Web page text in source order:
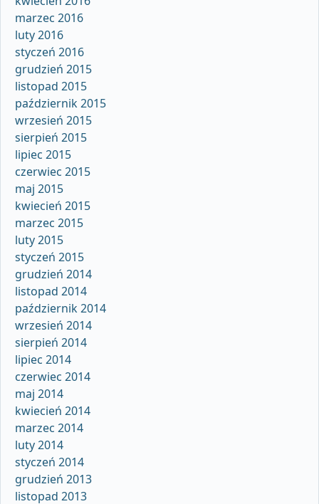
marzec 2016
luty 2016
styczeń 2016
grudzień 2015
listopad 2015
październik 2015
wrzesień 2015
sierpień 2015
lipiec 2015
czerwiec 2015
maj 2015
kwiecień 2015
marzec 2015
luty 2015
styczeń 2015
grudzień 2014
listopad 2014
październik 2014
wrzesień 2014
sierpień 2014
lipiec 2014
czerwiec 2014
maj 2014
kwiecień 2014
marzec 2014
luty 2014
styczeń 2014
grudzień 2013
listopad 2013